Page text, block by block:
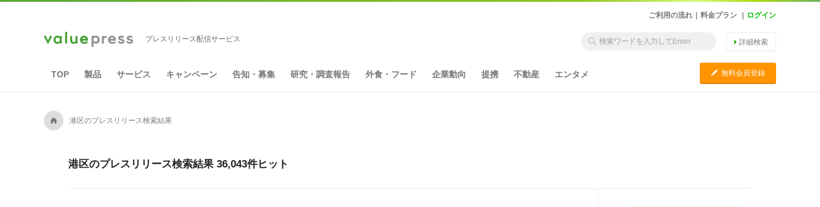
ご利用の流れ 料金プラン ログイン
プレスリリース配信サービス 詳細検索
TOP 製品 サービス キャンペーン 告知・募集 研究・調査報告 外食・フード 企業動向 提携 不動産 エンタメ C 無料会員登録
A 港区のプレスリリース検索結果
港区のプレスリリース検索結果 36,043件ヒット